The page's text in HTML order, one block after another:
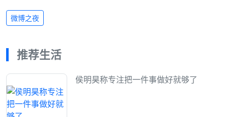
微博之夜
推荐生活
侯明昊称专注把一件事做好就够了